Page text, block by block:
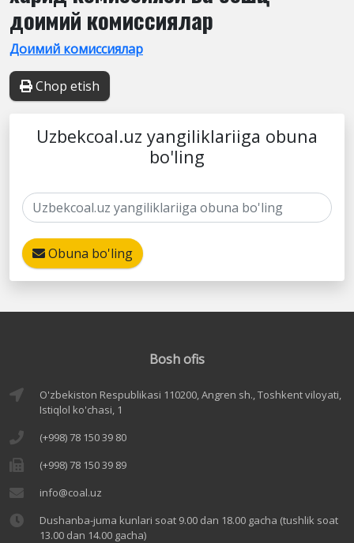
доимий комиссиялар
Доимий комиссиялар
Chop etish
Uzbekcoal.uz yangiliklariiga obuna
bo'ling
Obuna bo'ling
Bosh ofis
O'zbekiston Respublikasi 110200, Angren sh., Toshkent viloyati,
Istiqlol ko'chasi, 1
(+998) 78 150 39 80
(+998) 78 150 39 89
info@coal.uz
Dushanba-juma kunlari soat 9.00 dan 18.00 gacha (tushlik soat
13.00 dan 14.00 gacha)